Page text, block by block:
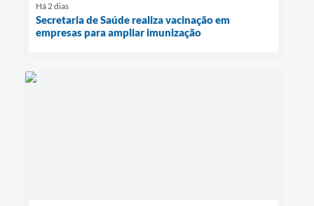
Há 2 dias
Secretaria de Saúde realiza vacinação em
empresas para ampliar imunização